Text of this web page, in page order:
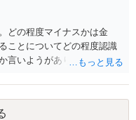
どの程度マイナスかは金
ことについてどの程度認識
言いようがありません。 と
めします。